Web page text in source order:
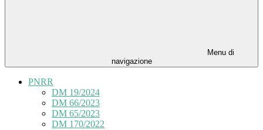
Menu di
navigazione
PNRR
DM 19/2024
DM 66/2023
DM 65/2023
DM 170/2022